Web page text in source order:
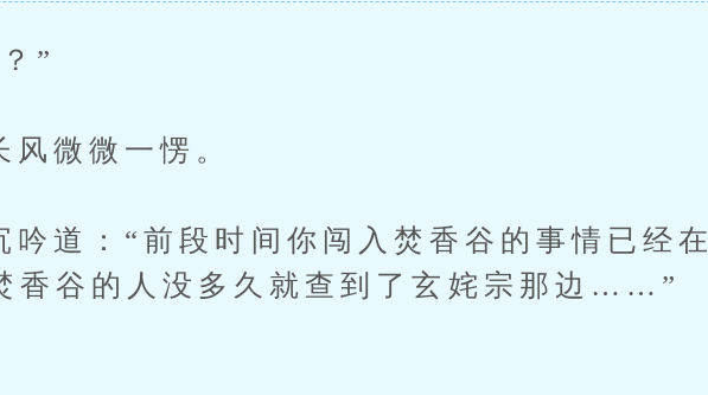
”
微一愣。
：“前段时间你闯入焚香谷的事情已经在
香谷的人没多久就查到了玄姹宗那边……”